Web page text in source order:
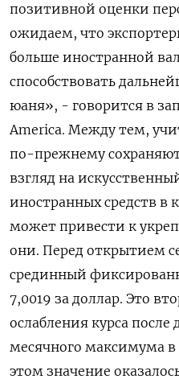
позитивной оценки
ожидаем, что
больше иностранной
способствовать
юаня», - говорится в
America. Между тем,
по-прежнему
взгляд на
иностранных средств в
может привести к
они. Перед открытием
срединный
7,0019 ‍за доллар. Это
ослабления курса
месячного максимума в
этом значение